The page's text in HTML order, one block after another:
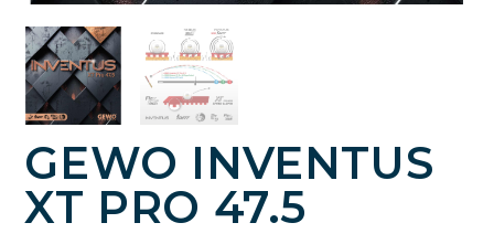
GEWO INVENTUS
XT PRO 47.5